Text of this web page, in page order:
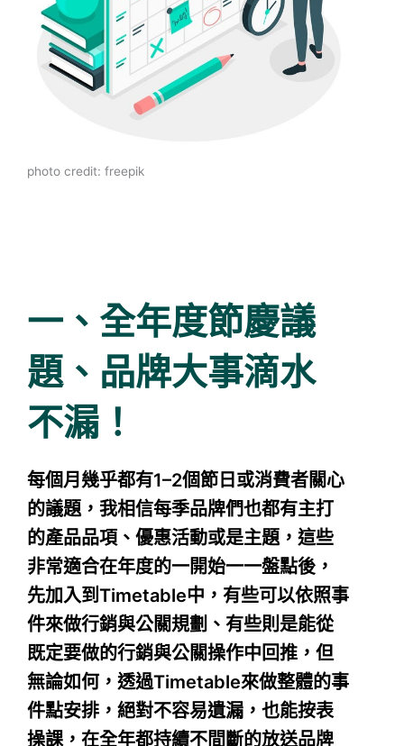
photo credit: freepik
一、全年度節慶議
題、品牌大事滴水
不漏！
每個月幾乎都有1–2個節日或消費者關心
的議題，我相信每季品牌們也都有主打
的產品品項、優惠活動或是主題，這些
非常適合在年度的一開始一一盤點後，
先加入到Timetable中，有些可以依照事
件來做行銷與公關規劃、有些則是能從
既定要做的行銷與公關操作中回推，但
無論如何，透過Timetable來做整體的事
件點安排，絕對不容易遺漏，也能按表
操課，在全年都持續不間斷的放送品牌